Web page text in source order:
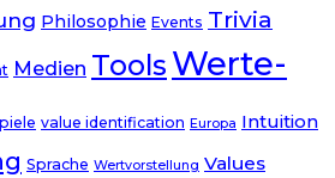
Philosophie Events Trivia
Medien Tools Werte-
value identification Europa Intuition
Sprache Wertvorstellung Values